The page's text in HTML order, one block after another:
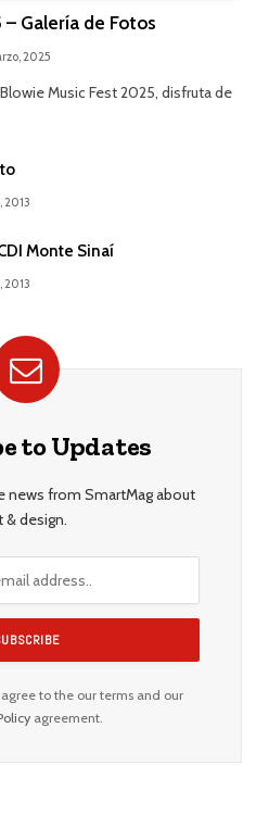
Galería de Fotos
2025
Music Fest 2025, disfruta de
2013
Monte Sinaí
2013
to Updates
news from SmartMag about
& design.
to the our terms and our
agreement.